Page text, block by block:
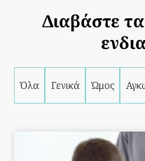
Διαβάστε
Όλα Γενικά Ώμος